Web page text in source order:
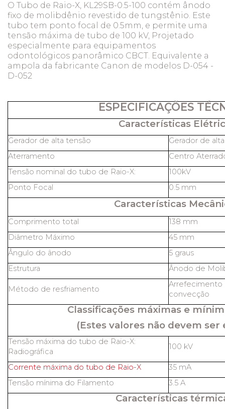
O Tubo de Raio-X, KL29SB-0.5-100 contém ânodo
fixo de molibdênio revestido de tungstênio. Este
tubo tem ponto focal de 0.5mm, e permite uma
tensão máxima de tubo de 100 kV, Projetado
especialmente para equipamentos
odontológicos panorâmico CBCT. Equivalente a
ampola da fabricante Canon de modelos D-054 -
D-052
ESPECIFICAÇÕES
Características
Gerador de alta tensão
Gerador de
Aterramento
Centro
Tensão nominal do tubo de Raio-X:
100kV
Ponto Focal
0.5 mm
Características
Comprimento total
138 mm
Diâmetro Máximo
45 mm
Ângulo do ânodo
5 graus
Estrutura
Ânodo de
Método de resfriamento
Arrefecimento
convecção
Classificações máximas e
(Estes valores não devem ser
Tensão máxima do tubo de Raio-X:
Radiográfica
100 kV
Corrente máxima do tubo de Raio-X
35 mA
Tensão mínima do Filamento
3.5 A
Características